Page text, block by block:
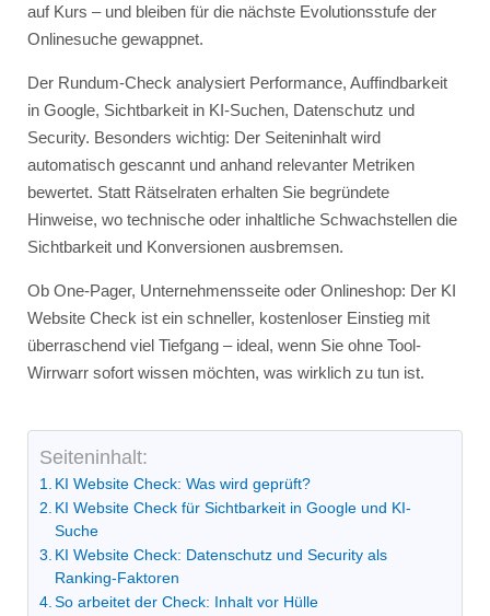
auf Kurs – und bleiben für die nächste Evolutionsstufe der
Onlinesuche gewappnet.
Der Rundum-Check analysiert Performance, Auffindbarkeit
in Google, Sichtbarkeit in KI-Suchen, Datenschutz und
Security. Besonders wichtig: Der Seiteninhalt wird
automatisch gescannt und anhand relevanter Metriken
bewertet. Statt Rätselraten erhalten Sie begründete
Hinweise, wo technische oder inhaltliche Schwachstellen die
Sichtbarkeit und Konversionen ausbremsen.
Ob One-Pager, Unternehmensseite oder Onlineshop: Der KI
Website Check ist ein schneller, kostenloser Einstieg mit
überraschend viel Tiefgang – ideal, wenn Sie ohne Tool-
Wirrwarr sofort wissen möchten, was wirklich zu tun ist.
Seiteninhalt:
KI Website Check: Was wird geprüft?
KI Website Check für Sichtbarkeit in Google und KI-
Suche
KI Website Check: Datenschutz und Security als
Ranking-Faktoren
So arbeitet der Check: Inhalt vor Hülle